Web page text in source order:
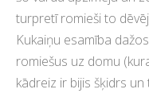
turpretī romieši to
Kukaiņu esamība
romiešus uz domu
kādreiz ir bijis šķidrs